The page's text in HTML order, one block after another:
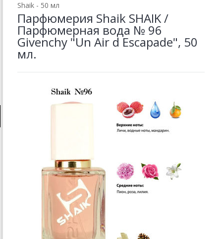
Shaik - 50 мл
Парфюмерия Shaik SHAIK /
Парфюмерная вода № 96
Givenchy "Un Air d Escapade", 50
мл.